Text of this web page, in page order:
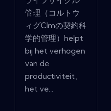
管理（コルトウ
ィグClmの契約科
学的管理）helpt
bij het verhogen
van de
productiviteit、
het ve...